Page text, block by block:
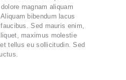
magnam aliquam
bibendum lacus
Sed mauris enim,
maximus molestie
tellus eu sollicitudin. Sed